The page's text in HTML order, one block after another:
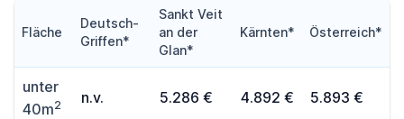
Fläche
Deutsch-
Griffen*
Sankt Veit
an der
Glan*
Kärnten* Österreich*
unter
40m2 n.v. 5.286 € 4.892 € 5.893 €